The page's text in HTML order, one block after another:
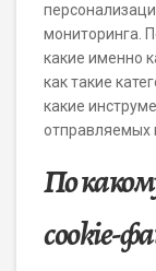
мониторинга.
какие именно
как такие
какие
отправляемых
По
cookie-